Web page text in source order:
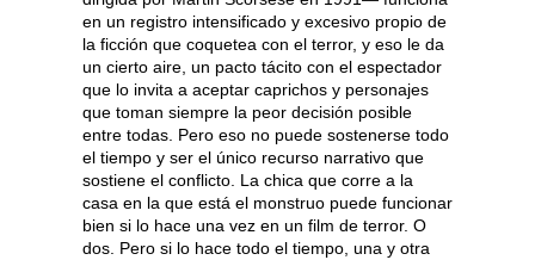
en un registro intensificado y excesivo propio de
la ficción que coquetea con el terror, y eso le da
un cierto aire, un pacto tácito con el espectador
que lo invita a aceptar caprichos y personajes
que toman siempre la peor decisión posible
entre todas. Pero eso no puede sostenerse todo
el tiempo y ser el único recurso narrativo que
sostiene el conflicto. La chica que corre a la
casa en la que está el monstruo puede funcionar
bien si lo hace una vez en un film de terror. O
dos. Pero si lo hace todo el tiempo, una y otra